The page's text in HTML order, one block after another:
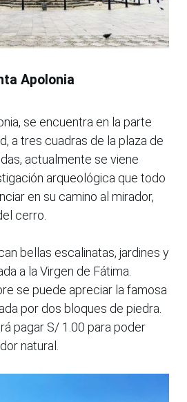
Apolonia
se encuentra en la parte
a tres cuadras de la plaza de
actualmente se viene
arqueológica que todo
en su camino al mirador,
cerro.
bellas escalinatas, jardines y
a la Virgen de Fátima.
se puede apreciar la famosa
por dos bloques de piedra.
pagar S/ 1.00 para poder
natural.